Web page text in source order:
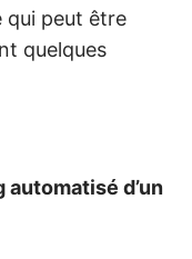
qui peut être
quelques
d’un